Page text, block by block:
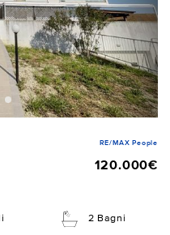
RE/MAX People
120.000€
2 Bagni